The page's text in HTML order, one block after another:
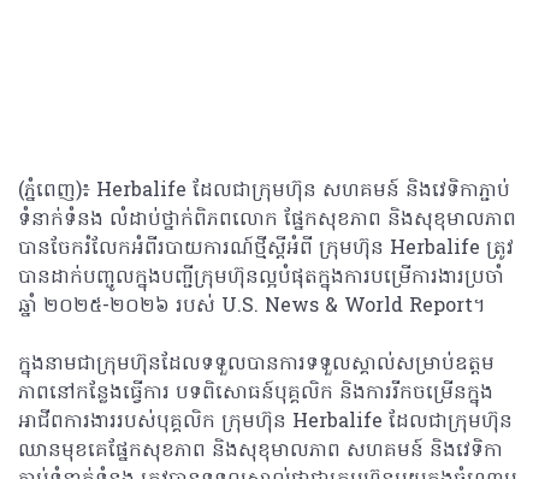
(ភ្នំពេញ)៖ Herbalife ដែលជាក្រុមហ៊ុន សហគមន៍ និងវេទិកាភ្ជាប់
ទំនាក់ទំនង លំដាប់ថ្នាក់ពិភពលោក ផ្នែកសុខភាព និងសុខុមាលភាព
បានចែករំលែកអំពីរបាយការណ៍ថ្មីស្តីអំពី ក្រុមហ៊ុន Herbalife ត្រូវ​
បាន​ដាក់​បញ្ចូល​ក្នុង​បញ្ជី​ក្រុមហ៊ុន​ល្អ​បំផុត​ក្នុងការបម្រើការងារ​ប្រចាំ​
ឆ្នាំ ២០២៥-២០២៦ របស់ U.S. News & World Report។
ក្នុងនាមជាក្រុមហ៊ុនដែលទទួល​បាន​ការ​ទទួល​ស្គាល់​សម្រាប់​ឧត្តម
ភាព​នៅ​កន្លែង​ធ្វើការ បទពិសោធន៍​បុគ្គលិក និង​ការ​រីកចម្រើនក្នុង​
អាជីពការងាររបស់បុគ្គលិក ក្រុមហ៊ុន Herbalife ដែល​ជា​ក្រុមហ៊ុន​
ឈានមុខ​គេ​ផ្នែក​សុខភាព និង​សុខុមាលភាព សហគមន៍ និង​វេទិកា